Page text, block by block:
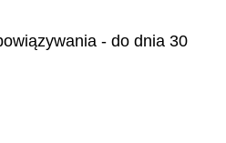
- do dnia 30